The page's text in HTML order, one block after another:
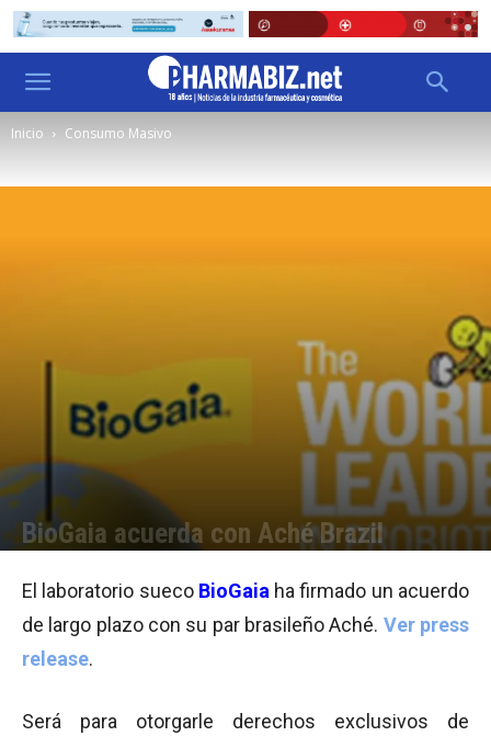
Inicio Consumo Masivo
BioGaia acuerda con Aché Brazil
El laboratorio sueco BioGaia ha firmado un acuerdo
de largo plazo con su par brasileño Aché. Ver press
release.
Será para otorgarle derechos exclusivos de